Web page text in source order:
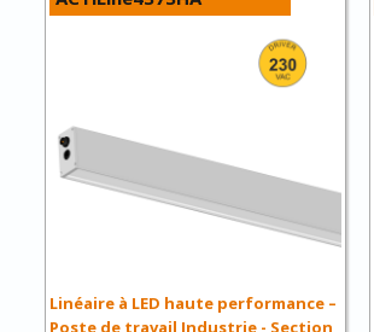
Linéaire à LED haute performance –
Poste de travail Industrie - Section